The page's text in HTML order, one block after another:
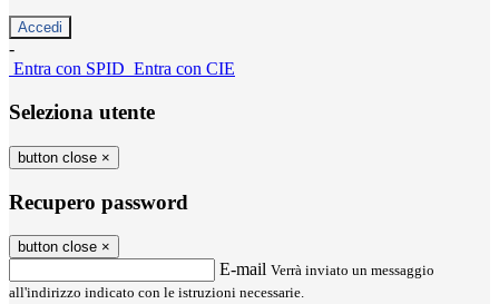
-
Entra con SPID Entra con CIE
Seleziona utente
button close ×
Recupero password
button close ×
E-mail Verrà inviato un messaggio
all'indirizzo indicato con le istruzioni necessarie.